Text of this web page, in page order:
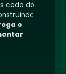
cedo do
o